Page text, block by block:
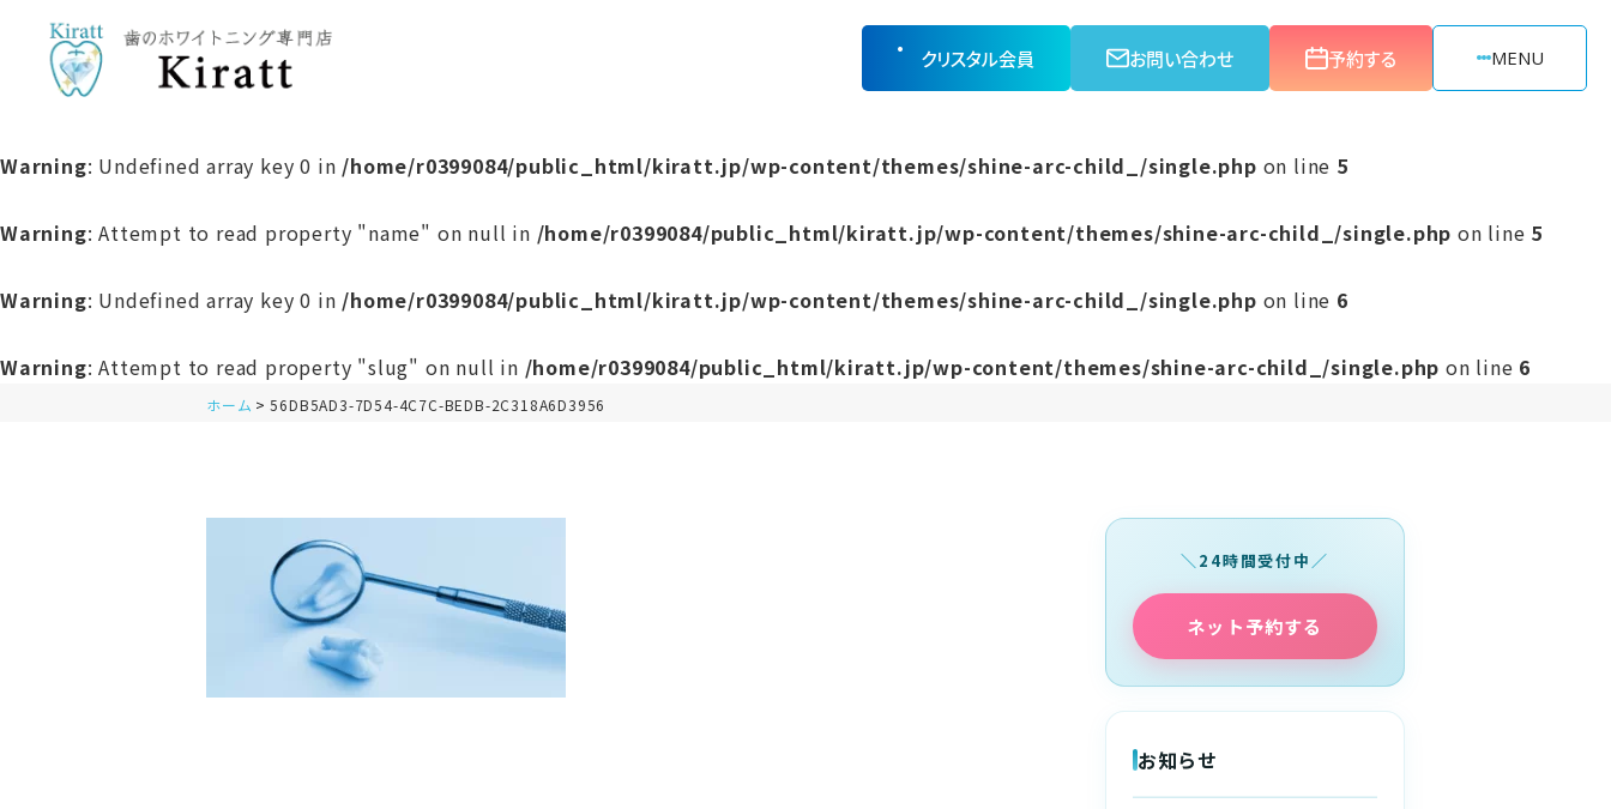
クリスタル会員 お問い合わせ 予約する MENU
Warning: Undefined array key 0 in /home/r0399084/public_html/kiratt.jp/wp-content/themes/shine-arc-child_/single.php on line 5
Warning: Attempt to read property "name" on null in /home/r0399084/public_html/kiratt.jp/wp-content/themes/shine-arc-child_/single.php on line 5
Warning: Undefined array key 0 in /home/r0399084/public_html/kiratt.jp/wp-content/themes/shine-arc-child_/single.php on line 6
Warning: Attempt to read property "slug" on null in /home/r0399084/public_html/kiratt.jp/wp-content/themes/shine-arc-child_/single.php on line 6
ホーム 56DB5AD3-7D54-4C7C-BEDB-2C318A6D3956
24時間受付中
ネット予約する
お知らせ